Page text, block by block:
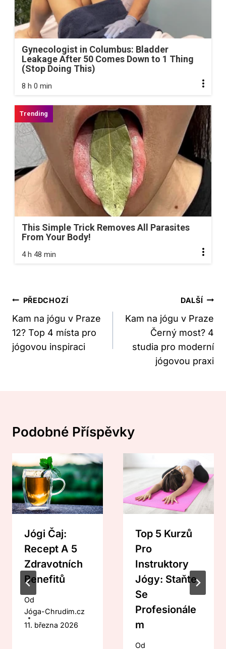
Gynecologist in Columbus: Bladder
Leakage After 50 Comes Down to 1 Thing
(Stop Doing This)
8 h 0 min
This Simple Trick Removes All Parasites
From Your Body!
4 h 48 min
Navigace
Pro
Příspěvek
PŘEDCHOZÍ
Kam na jógu v Praze
12? Top 4 místa pro
jógovou inspiraci
DALŠÍ
Kam na jógu v Praze
Černý most? 4
studia pro moderní
jógovou praxi
Podobné Příspěvky
Jógi Čaj:
Recept A 5
Zdravotních
Benefitů
Od
Jóga-Chrudim.cz
11. března 2026
Top 5 Kurzů
Pro
Instruktory
Jógy: Staňte
Se
Profesionále
M
Od